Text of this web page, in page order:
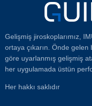
Gelişmiş jiroskoplarımız,
ortaya çıkarın. Önde gelen
göre uyarlanmış gelişmiş
her uygulamada üstün
Her hakkı saklıdır